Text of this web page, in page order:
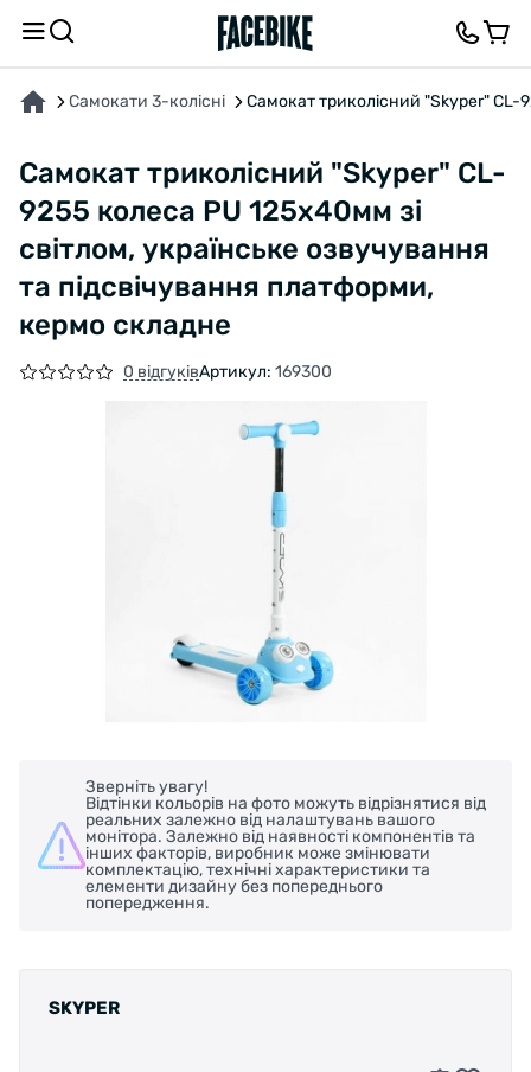
Самокати 3-колісні Самокат триколісний "Skyper" CL-
Самокат триколісний "Skyper" CL-
9255 колеса PU 125х40мм зі
світлом, українське озвучування
та підсвічування платформи,
кермо складне
0 відгуківАртикул: 169300
Зверніть увагу!
Відтінки кольорів на фото можуть відрізнятися від
реальних залежно від налаштувань вашого
монітора. Залежно від наявності компонентів та
інших факторів, виробник може змінювати
комплектацію, технічні характеристики та
елементи дизайну без попереднього
попередження.
SKYPER
ПРО ТОВАР ХАРАКТЕРИСТИКИВІДГУКИ ТА ЗАПИТАННЯ